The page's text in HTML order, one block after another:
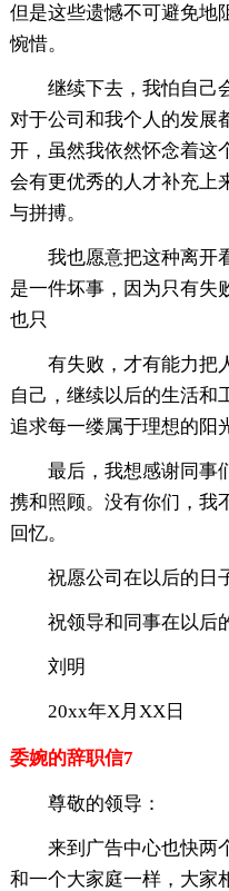
但是这些遗憾不可避免地
惋惜。
继续下去，我怕自己
对于公司和我个人的发展
开，虽然我依然怀念着这
会有更优秀的人才补充上
与拼搏。
我也愿意把这种离开
是一件坏事，因为只有失
也只
有失败，才有能力把
自己，继续以后的生活和
追求每一缕属于理想的阳
最后，我想感谢同事
携和照顾。没有你们，我
回忆。
祝愿公司在以后的日
祝领导和同事在以后
刘明
20xx年X月XX日
委婉的辞职信7
尊敬的领导：
来到广告中心也快两
和一个大家庭一样，大家